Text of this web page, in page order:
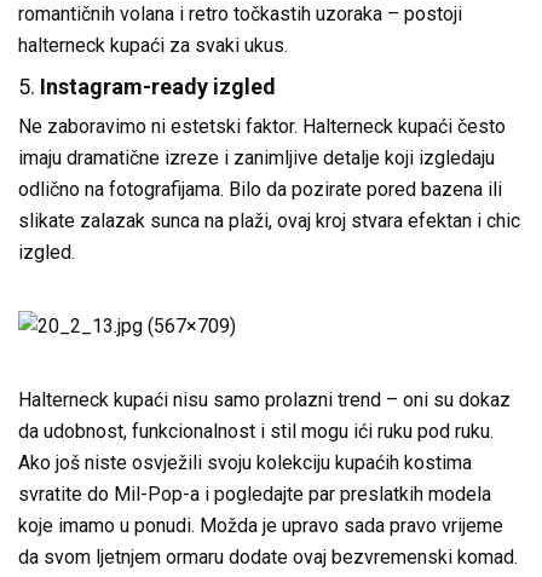
romantičnih volana i retro točkastih uzoraka – postoji
halterneck kupaći za svaki ukus.
5. Instagram-ready izgled
Ne zaboravimo ni estetski faktor. Halterneck kupaći često
imaju dramatične izreze i zanimljive detalje koji izgledaju
odlično na fotografijama. Bilo da pozirate pored bazena ili
slikate zalazak sunca na plaži, ovaj kroj stvara efektan i chic
izgled.
Halterneck kupaći nisu samo prolazni trend – oni su dokaz
da udobnost, funkcionalnost i stil mogu ići ruku pod ruku.
Ako još niste osvježili svoju kolekciju kupaćih kostima
svratite do Mil-Pop-a i pogledajte par preslatkih modela
koje imamo u ponudi. Možda je upravo sada pravo vrijeme
da svom ljetnjem ormaru dodate ovaj bezvremenski komad.